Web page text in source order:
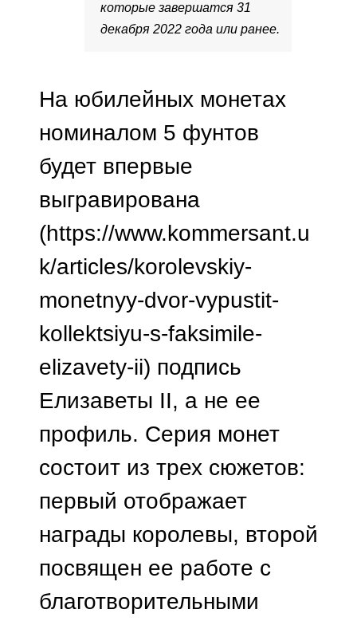
которые завершатся 31
декабря 2022 года или ранее.
На юбилейных монетах
номиналом 5 фунтов
будет впервые
выгравирована
(https://www.kommersant.u
k/articles/korolevskiy-
monetnyy-dvor-vypustit-
kollektsiyu-s-faksimile-
elizavety-ii) подпись
Елизаветы II, а не ее
профиль. Серия монет
состоит из трех сюжетов:
первый отображает
награды королевы, второй
посвящен ее работе с
благотворительными